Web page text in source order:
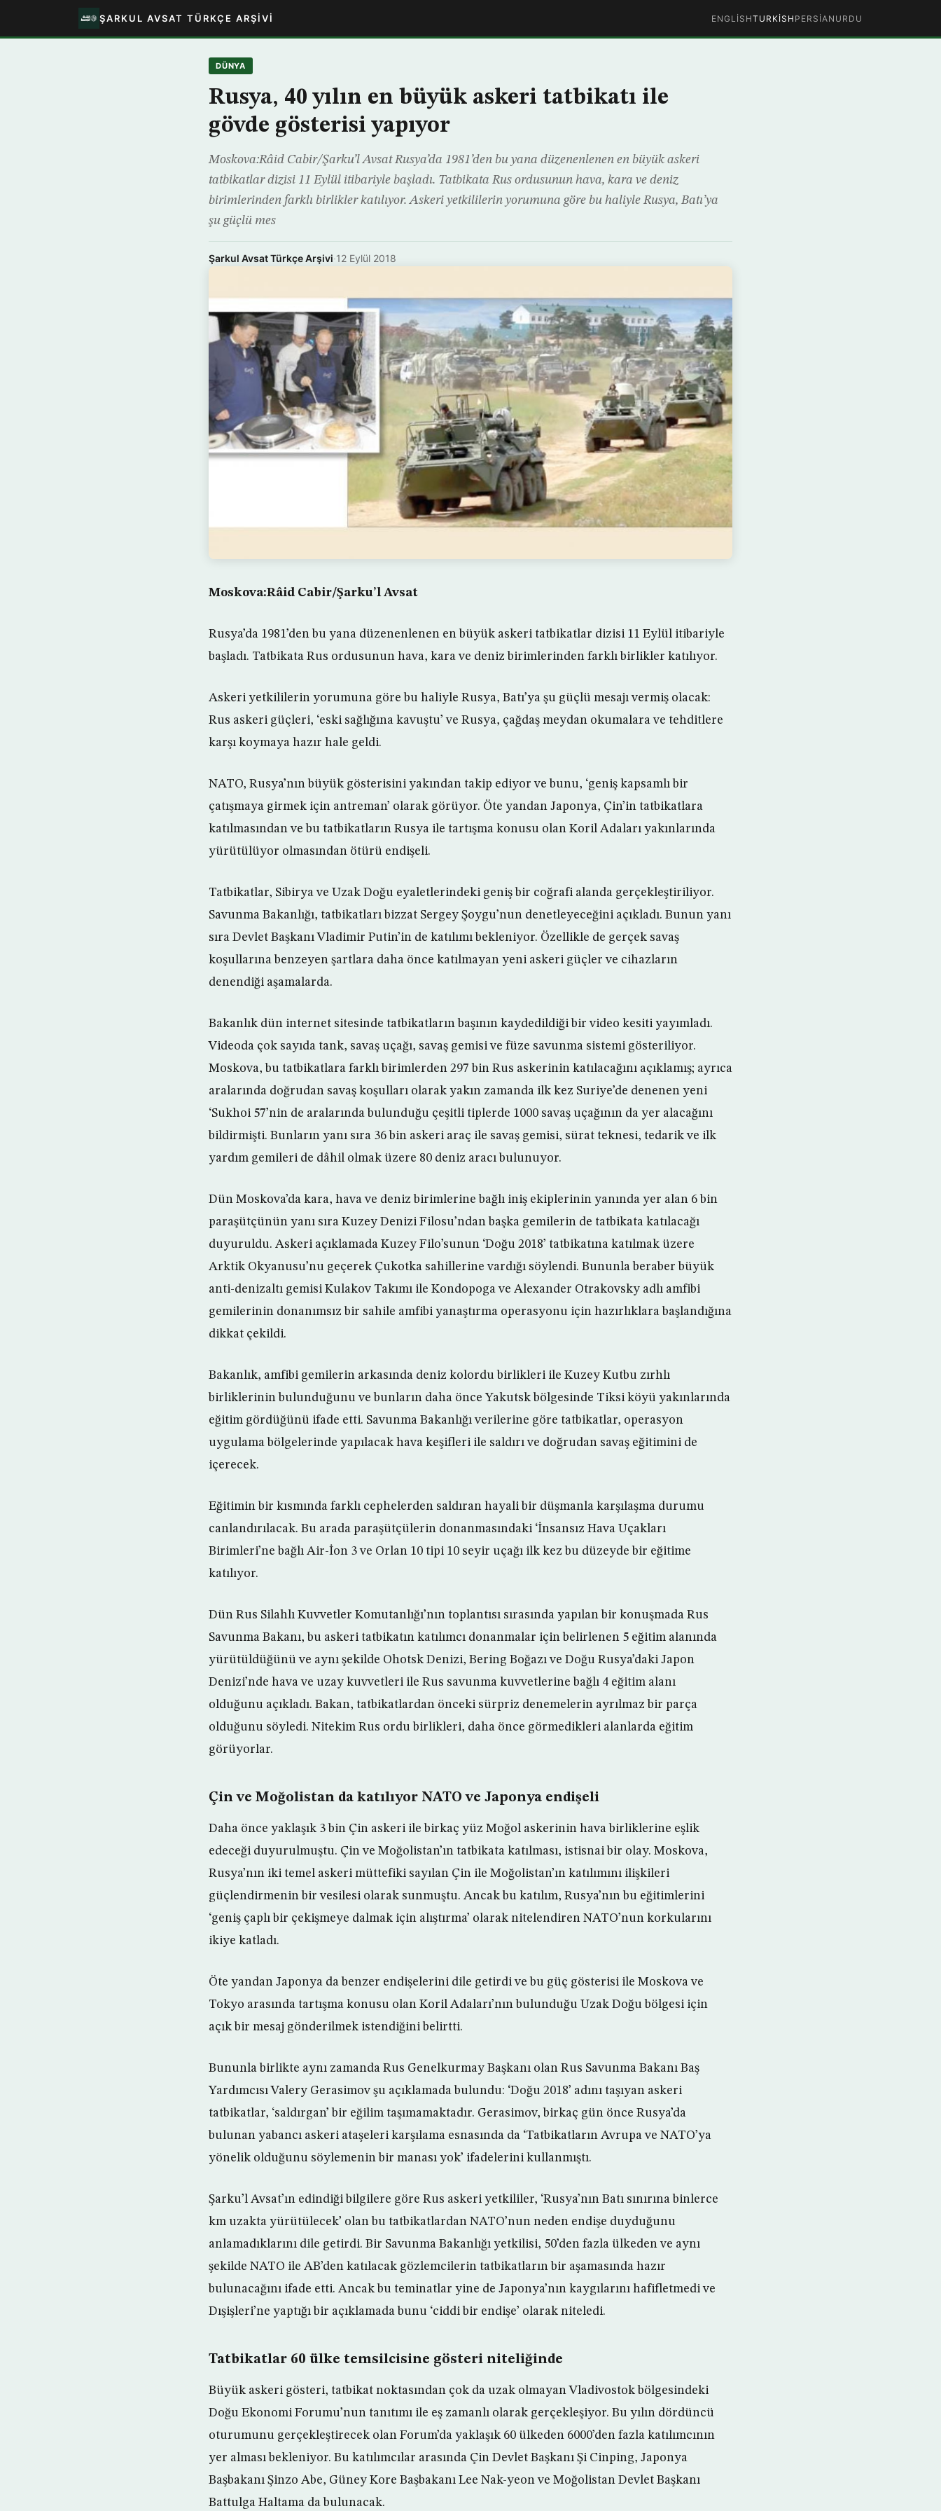
ŞARKUL AVSAT TÜRKÇE ARŞIVI ENGLISHTURKISH PERSIAN URDU
DÜNYA
Rusya, 40 yılın en büyük askeri tatbikatı ile
gövde gösterisi yapıyor
Moskova:Râid Cabir/Şarku’l Avsat Rusya’da 1981’den bu yana düzenenlenen en büyük askeri
tatbikatlar dizisi 11 Eylül itibariyle başladı. Tatbikata Rus ordusunun hava, kara ve deniz
birimlerinden farklı birlikler katılıyor. Askeri yetkililerin yorumuna göre bu haliyle Rusya, Batı’ya
şu güçlü mes
Şarkul Avsat Türkçe Arşivi·12 Eylül 2018
Moskova:Râid Cabir/Şarku’l Avsat
Rusya’da 1981’den bu yana düzenenlenen en büyük askeri tatbikatlar dizisi 11 Eylül itibariyle
başladı. Tatbikata Rus ordusunun hava, kara ve deniz birimlerinden farklı birlikler katılıyor.
Askeri yetkililerin yorumuna göre bu haliyle Rusya, Batı’ya şu güçlü mesajı vermiş olacak:
Rus askeri güçleri, ‘eski sağlığına kavuştu’ ve Rusya, çağdaş meydan okumalara ve tehditlere
karşı koymaya hazır hale geldi.
NATO, Rusya’nın büyük gösterisini yakından takip ediyor ve bunu, ‘geniş kapsamlı bir
çatışmaya girmek için antreman’ olarak görüyor. Öte yandan Japonya, Çin’in tatbikatlara
katılmasından ve bu tatbikatların Rusya ile tartışma konusu olan Koril Adaları yakınlarında
yürütülüyor olmasından ötürü endişeli.
Tatbikatlar, Sibirya ve Uzak Doğu eyaletlerindeki geniş bir coğrafi alanda gerçekleştiriliyor.
Savunma Bakanlığı, tatbikatları bizzat Sergey Şoygu’nun denetleyeceğini açıkladı. Bunun yanı
sıra Devlet Başkanı Vladimir Putin’in de katılımı bekleniyor. Özellikle de gerçek savaş
koşullarına benzeyen şartlara daha önce katılmayan yeni askeri güçler ve cihazların
denendiği aşamalarda.
Bakanlık dün internet sitesinde tatbikatların başının kaydedildiği bir video kesiti yayımladı.
Videoda çok sayıda tank, savaş uçağı, savaş gemisi ve füze savunma sistemi gösteriliyor.
Moskova, bu tatbikatlara farklı birimlerden 297 bin Rus askerinin katılacağını açıklamış; ayrıca
aralarında doğrudan savaş koşulları olarak yakın zamanda ilk kez Suriye’de denenen yeni
‘Sukhoi 57’nin de aralarında bulunduğu çeşitli tiplerde 1000 savaş uçağının da yer alacağını
bildirmişti. Bunların yanı sıra 36 bin askeri araç ile savaş gemisi, sürat teknesi, tedarik ve ilk
yardım gemileri de dâhil olmak üzere 80 deniz aracı bulunuyor.
Dün Moskova’da kara, hava ve deniz birimlerine bağlı iniş ekiplerinin yanında yer alan 6 bin
paraşütçünün yanı sıra Kuzey Denizi Filosu’ndan başka gemilerin de tatbikata katılacağı
duyuruldu. Askeri açıklamada Kuzey Filo’sunun ‘Doğu 2018’ tatbikatına katılmak üzere
Arktik Okyanusu’nu geçerek Çukotka sahillerine vardığı söylendi. Bununla beraber büyük
anti-denizaltı gemisi Kulakov Takımı ile Kondopoga ve Alexander Otrakovsky adlı amfibi
gemilerinin donanımsız bir sahile amfibi yanaştırma operasyonu için hazırlıklara başlandığına
dikkat çekildi.
Bakanlık, amfibi gemilerin arkasında deniz kolordu birlikleri ile Kuzey Kutbu zırhlı
birliklerinin bulunduğunu ve bunların daha önce Yakutsk bölgesinde Tiksi köyü yakınlarında
eğitim gördüğünü ifade etti. Savunma Bakanlığı verilerine göre tatbikatlar, operasyon
uygulama bölgelerinde yapılacak hava keşifleri ile saldırı ve doğrudan savaş eğitimini de
içerecek.
Eğitimin bir kısmında farklı cephelerden saldıran hayali bir düşmanla karşılaşma durumu
canlandırılacak. Bu arada paraşütçülerin donanmasındaki ‘İnsansız Hava Uçakları
Birimleri’ne bağlı Air-İon 3 ve Orlan 10 tipi 10 seyir uçağı ilk kez bu düzeyde bir eğitime
katılıyor.
Dün Rus Silahlı Kuvvetler Komutanlığı’nın toplantısı sırasında yapılan bir konuşmada Rus
Savunma Bakanı, bu askeri tatbikatın katılımcı donanmalar için belirlenen 5 eğitim alanında
yürütüldüğünü ve aynı şekilde Ohotsk Denizi, Bering Boğazı ve Doğu Rusya’daki Japon
Denizi’nde hava ve uzay kuvvetleri ile Rus savunma kuvvetlerine bağlı 4 eğitim alanı
olduğunu açıkladı. Bakan, tatbikatlardan önceki sürpriz denemelerin ayrılmaz bir parça
olduğunu söyledi. Nitekim Rus ordu birlikleri, daha önce görmedikleri alanlarda eğitim
görüyorlar.
Çin ve Moğolistan da katılıyor NATO ve Japonya endişeli
Daha önce yaklaşık 3 bin Çin askeri ile birkaç yüz Moğol askerinin hava birliklerine eşlik
edeceği duyurulmuştu. Çin ve Moğolistan’ın tatbikata katılması, istisnai bir olay. Moskova,
Rusya’nın iki temel askeri müttefiki sayılan Çin ile Moğolistan’ın katılımını ilişkileri
güçlendirmenin bir vesilesi olarak sunmuştu. Ancak bu katılım, Rusya’nın bu eğitimlerini
‘geniş çaplı bir çekişmeye dalmak için alıştırma’ olarak nitelendiren NATO’nun korkularını
ikiye katladı.
Öte yandan Japonya da benzer endişelerini dile getirdi ve bu güç gösterisi ile Moskova ve
Tokyo arasında tartışma konusu olan Koril Adaları’nın bulunduğu Uzak Doğu bölgesi için
açık bir mesaj gönderilmek istendiğini belirtti.
Bununla birlikte aynı zamanda Rus Genelkurmay Başkanı olan Rus Savunma Bakanı Baş
Yardımcısı Valery Gerasimov şu açıklamada bulundu: ‘Doğu 2018’ adını taşıyan askeri
tatbikatlar, ‘saldırgan’ bir eğilim taşımamaktadır. Gerasimov, birkaç gün önce Rusya’da
bulunan yabancı askeri ataşeleri karşılama esnasında da ‘Tatbikatların Avrupa ve NATO’ya
yönelik olduğunu söylemenin bir manası yok’ ifadelerini kullanmıştı.
Şarku’l Avsat’ın edindiği bilgilere göre Rus askeri yetkililer, ‘Rusya’nın Batı sınırına binlerce
km uzakta yürütülecek’ olan bu tatbikatlardan NATO’nun neden endişe duyduğunu
anlamadıklarını dile getirdi. Bir Savunma Bakanlığı yetkilisi, 50’den fazla ülkeden ve aynı
şekilde NATO ile AB’den katılacak gözlemcilerin tatbikatların bir aşamasında hazır
bulunacağını ifade etti. Ancak bu teminatlar yine de Japonya’nın kaygılarını hafifletmedi ve
Dışişleri’ne yaptığı bir açıklamada bunu ‘ciddi bir endişe’ olarak niteledi.
Tatbikatlar 60 ülke temsilcisine gösteri niteliğinde
Büyük askeri gösteri, tatbikat noktasından çok da uzak olmayan Vladivostok bölgesindeki
Doğu Ekonomi Forumu’nun tanıtımı ile eş zamanlı olarak gerçekleşiyor. Bu yılın dördüncü
oturumunu gerçekleştirecek olan Forum’da yaklaşık 60 ülkeden 6000’den fazla katılımcının
yer alması bekleniyor. Bu katılımcılar arasında Çin Devlet Başkanı Şi Cinping, Japonya
Başbakanı Şinzo Abe, Güney Kore Başbakanı Lee Nak-yeon ve Moğolistan Devlet Başkanı
Battulga Haltama da bulunacak.